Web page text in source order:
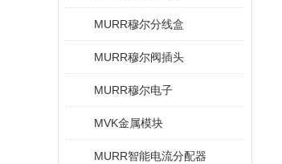
MURR穆尔分线盒
MURR穆尔阀插头
MURR穆尔电子
MVK金属模块
MURR智能电流分配器